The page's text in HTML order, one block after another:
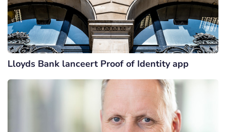
Lloyds Bank lanceert Proof of Identity app